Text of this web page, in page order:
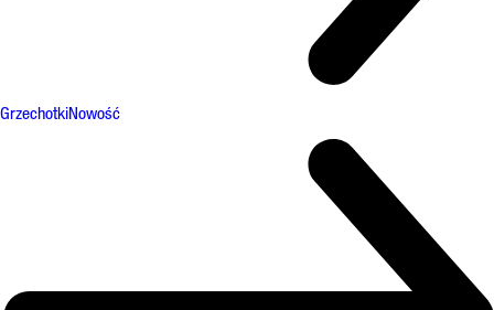
GrzechotkiNowość